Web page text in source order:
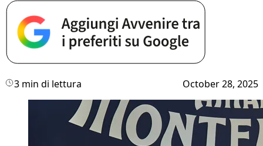
3 min di lettura October 28, 2025